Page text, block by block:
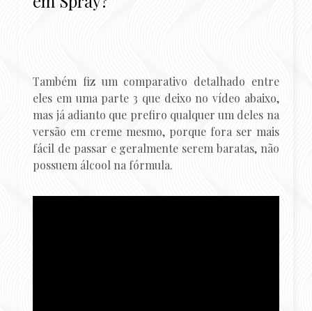
Também fiz um comparativo detalhado entre
eles em uma parte 3 que deixo no vídeo abaixo,
mas já adianto que prefiro qualquer um deles na
versão em creme mesmo, porque fora ser mais
fácil de passar e geralmente serem baratas, não
possuem álcool na fórmula.